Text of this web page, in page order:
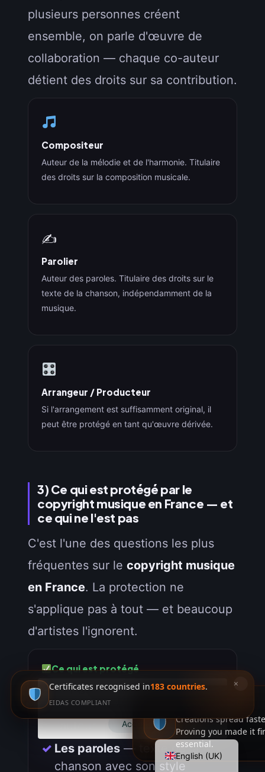
plusieurs personnes créent
ensemble, on parle d'œuvre de
collaboration — chaque co-auteur
détient des droits sur sa contribution.
Compositeur
Auteur de la mélodie et de l'harmonie. Titulaire
des droits sur la composition musicale.
✍️
Parolier
Auteur des paroles. Titulaire des droits sur le
texte de la chanson, indépendamment de la
musique.
Arrangeur / Producteur
Si l'arrangement est suffisamment original, il
peut être protégé en tant qu'œuvre dérivée.
3) Ce qui est protégé par le
copyright musique en France — et
ce qui ne l'est pas
C'est l'une des questions les plus
fréquentes sur le copyright musique
en France. La protection ne
s'applique pas à tout — et beaucoup
d'artistes l'ignorent.
Ce qui est protégé
La mélodie— suite de notes
originale composée par
l'auteur
Les paroles — texte de la
chanson avec son style
Certificates recognised in183 countries.
EIDAS COMPLIANT
×
Creations spread
Proving you made it
essential.
🍪 This website uses cookies to improve
your web experience.
Accept
English (UK)
Français
Español